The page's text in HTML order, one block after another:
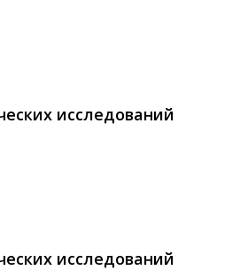
исследований
исследований